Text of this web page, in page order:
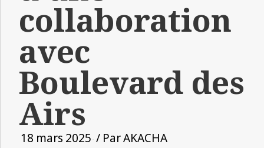
collaboration
avec
Boulevard des
Airs
18 mars 2025 / ParAKACHA